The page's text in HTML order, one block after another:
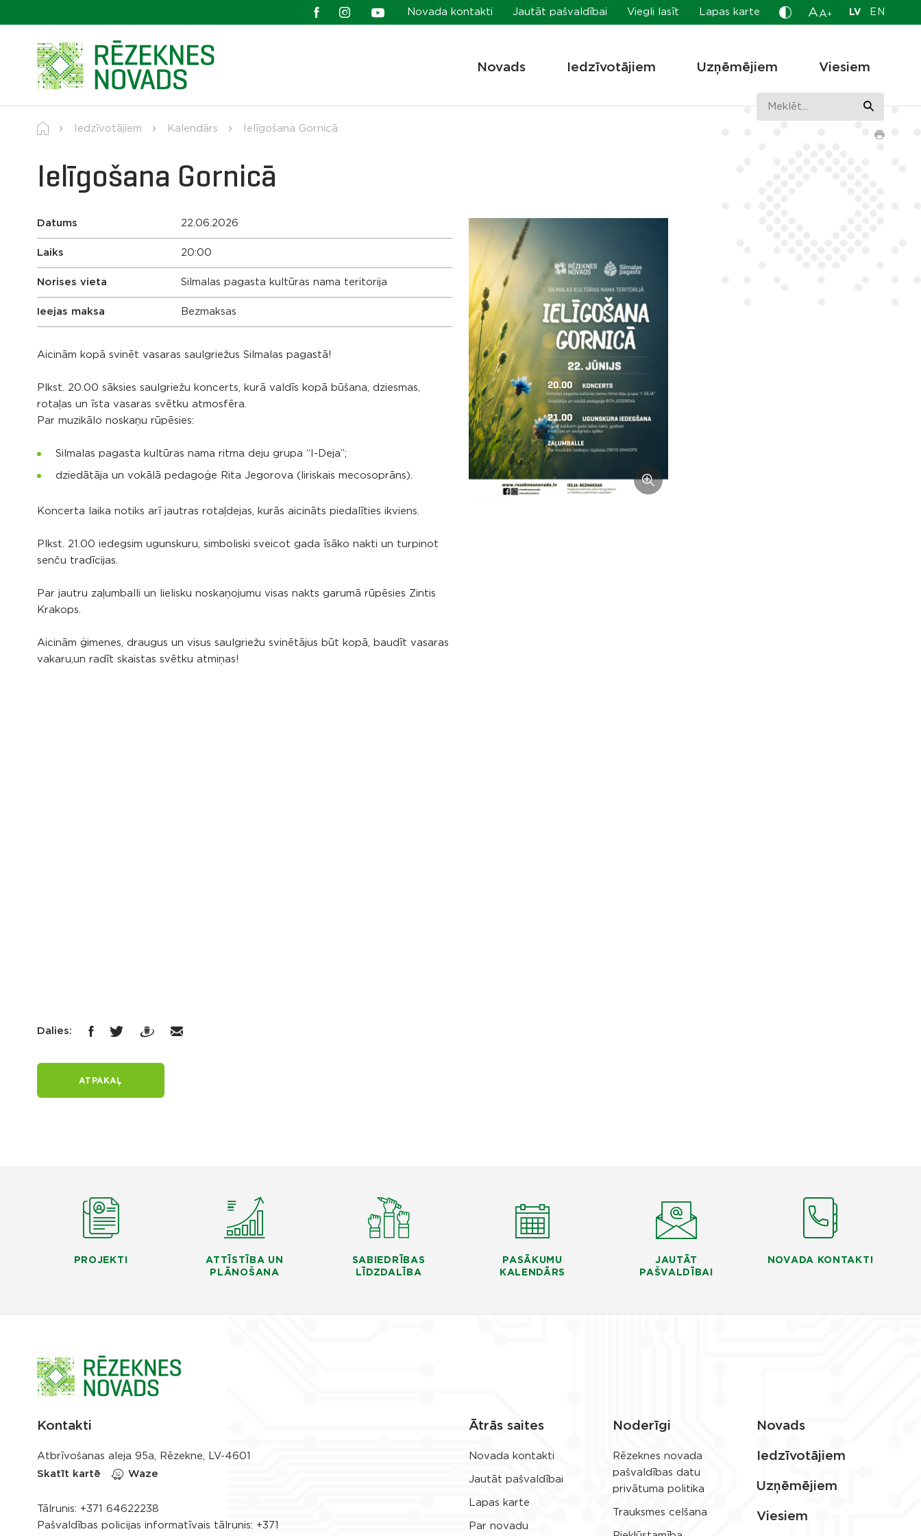
Novada kontakti Jautāt pašvaldībai Viegli lasīt Lapas karte A A+ LV EN
Novads Iedzīvotājiem Uzņēmējiem Viesiem
Iedzīvotājiem Kalendārs Ielīgošana Gornicā
Ielīgošana Gornicā
Datums 22.06.2026
Laiks 20:00
Norises vieta Silmalas pagasta kultūras nama teritorija
Ieejas maksa Bezmaksas
Aicinām kopā svinēt vasaras saulgriežus Silmalas pagastā!
Plkst. 20.00 sāksies saulgriežu koncerts, kurā valdīs kopā būšana, dziesmas,
rotaļas un īsta vasaras svētku atmosfēra.
Par muzikālo noskaņu rūpēsies:
Silmalas pagasta kultūras nama ritma deju grupa “I-Deja”;
dziedātāja un vokālā pedagoģe Rita Jegorova (liriskais mecosoprāns).
Koncerta laika notiks arī jautras rotaļdejas, kurās aicināts piedalīties ikviens.
Plkst. 21.00 iedegsim ugunskuru, simboliski sveicot gada īsāko nakti un turpinot
senču tradīcijas.
Par jautru zaļumballi un lielisku noskaņojumu visas nakts garumā rūpēsies Zintis
Krakops.
Aicinām ģimenes, draugus un visus saulgriežu svinētājus būt kopā, baudīt vasaras
vakaru,un radīt skaistas svētku atmiņas!
Dalies:
ATPAKAĻ
PROJEKTI
ATTĪSTĪBA UN
PLĀNOŠANA
SABIEDRĪBAS
LĪDZDALĪBA
PASĀKUMU
KALENDĀRS
JAUTĀT
PAŠVALDĪBAI
NOVADA KONTAKTI
Kontakti
Atbrīvošanas aleja 95a, Rēzekne, LV-4601
Skatīt kartē
Waze
Tālrunis: +371 64622238
Pašvaldības policijas informatīvais tālrunis: +371
Ātrās saites
Novada kontakti
Jautāt pašvaldībai
Lapas karte
Par novadu
Noderīgi
Rēzeknes novada
pašvaldības datu
privātuma politika
Trauksmes celšana
Novads
Iedzīvotājiem
Uzņēmējiem
Viesiem